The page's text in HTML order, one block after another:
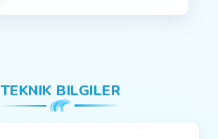
TEKNIK BILGILER